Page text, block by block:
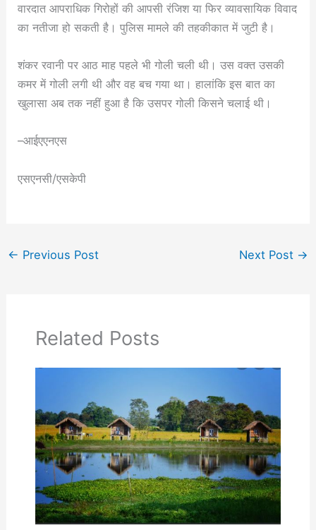
वारदात आपराधिक गिरोहों की आपसी रंजिश या फिर व्यावसायिक विवाद
का नतीजा हो सकती है। पुलिस मामले की तहकीकात में जुटी है।
शंकर रवानी पर आठ माह पहले भी गोली चली थी। उस वक्त उसकी
कमर में गोली लगी थी और वह बच गया था। हालांकि इस बात का
खुलासा अब तक नहीं हुआ है कि उसपर गोली किसने चलाई थी।
–आईएएनएस
एसएनसी/एसकेपी
← Previous Post Next Post →
Related Posts